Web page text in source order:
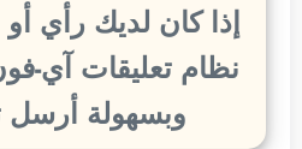
إذا كان لديك رأي
نظام تعليقات آي-
وبسهولة أرسل